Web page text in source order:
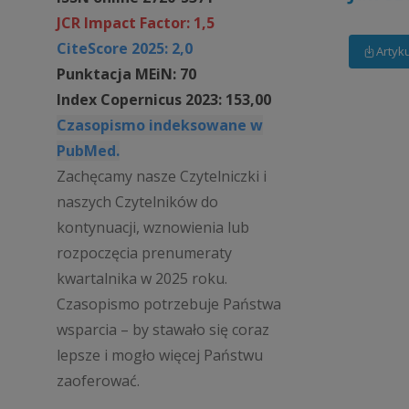
JCR Impact Factor: 1,5
CiteScore 2025: 2,0
Punktacja MEiN: 70
Index Copernicus 2023: 153,00
Czasopismo indeksowane w
PubMed.
Zachęcamy nasze Czytelniczki i
naszych Czytelników do
kontynuacji, wznowienia lub
rozpoczęcia prenumeraty
kwartalnika w 2025 roku.
Czasopismo potrzebuje Państwa
wsparcia – by stawało się coraz
lepsze i mogło więcej Państwu
zaoferować.